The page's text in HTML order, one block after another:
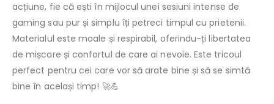
acțiune, fie că ești în mijlocul unei sesiuni intense de
gaming sau pur și simplu îți petreci timpul cu prietenii.
Materialul este moale și respirabil, oferindu-ți libertatea
de mișcare și confortul de care ai nevoie. Este tricoul
perfect pentru cei care vor să arate bine și să se simtă
bine în același timp! 🚀💪